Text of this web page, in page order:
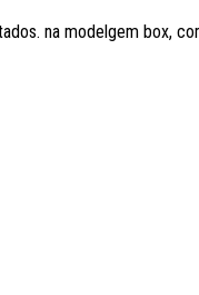
na modelgem box,